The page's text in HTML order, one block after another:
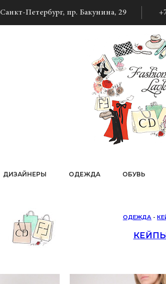
Санкт-Петербург, пр. Бакунина, 29
ДИЗАЙНЕРЫ ОДЕЖДА ОБУВЬ
ОДЕЖДА -